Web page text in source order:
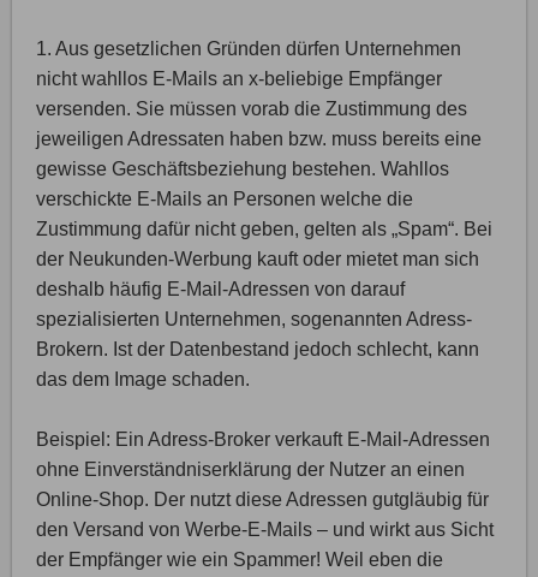
1. Aus gesetzlichen Gründen dürfen Unternehmen
nicht wahllos E-Mails an x-beliebige Empfänger
versenden. Sie müssen vorab die Zustimmung des
jeweiligen Adressaten haben bzw. muss bereits eine
gewisse Geschäftsbeziehung bestehen. Wahllos
verschickte E-Mails an Personen welche die
Zustimmung dafür nicht geben, gelten als „Spam“. Bei
der Neukunden-Werbung kauft oder mietet man sich
deshalb häufig E-Mail-Adressen von darauf
spezialisierten Unternehmen, sogenannten Adress-
Brokern. Ist der Datenbestand jedoch schlecht, kann
das dem Image schaden.
Beispiel: Ein Adress-Broker verkauft E-Mail-Adressen
ohne Einverständniserklärung der Nutzer an einen
Online-Shop. Der nutzt diese Adressen gutgläubig für
den Versand von Werbe-E-Mails – und wirkt aus Sicht
der Empfänger wie ein Spammer! Weil eben die